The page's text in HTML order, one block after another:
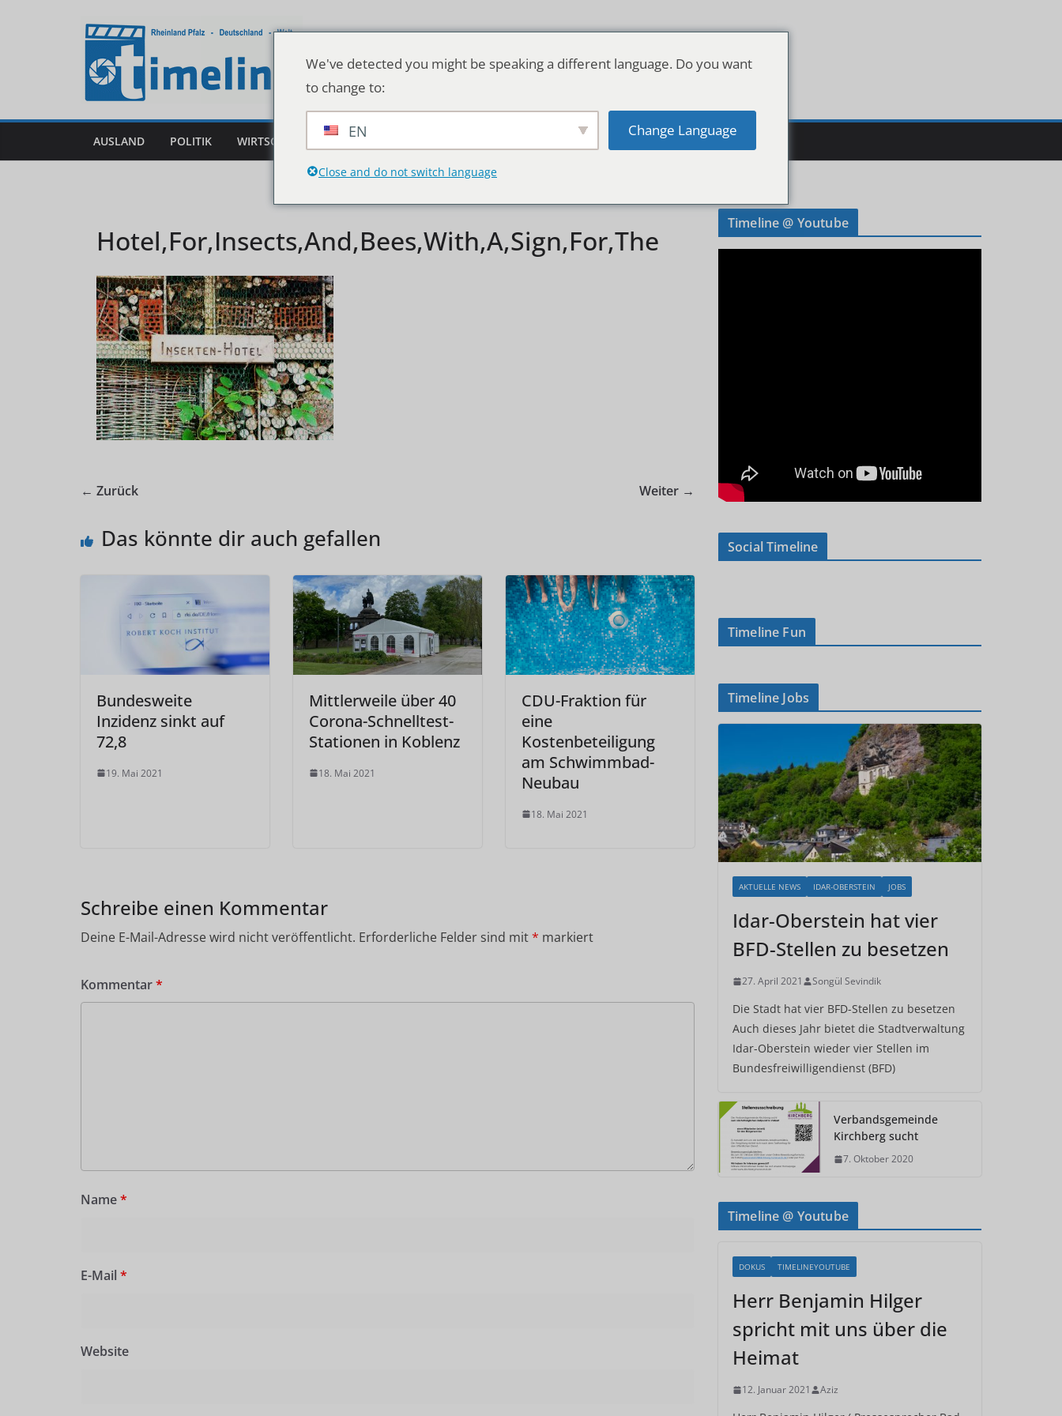
AUSLAND POLITIK WIRTSCHAFT DEUTSCHLAND & WELT
Hotel,For,Insects,And,Bees,With,A,Sign,For,The
← Zurück Weiter →
Das könnte dir auch gefallen
Bundesweite
Inzidenz sinkt auf
72,8
19. Mai 2021
Mittlerweile über 40
Corona-Schnelltest-
Stationen in Koblenz
18. Mai 2021
CDU-Fraktion für
eine
Kostenbeteiligung
am Schwimmbad-
Neubau
18. Mai 2021
Schreibe einen Kommentar
Deine E-Mail-Adresse wird nicht veröffentlicht. Erforderliche Felder sind mit* markiert
Kommentar*
Name*
E-Mail *
Website
Timeline @ Youtube
Social Timeline
Timeline Fun
Timeline Jobs
AKTUELLE NEWS IDAR-OBERSTEIN JOBS
Idar-Oberstein hat vier
BFD-Stellen zu besetzen
27. April 2021 Songül Sevindik
Die Stadt hat vier BFD-Stellen zu besetzen
Auch dieses Jahr bietet die Stadtverwaltung
Idar-Oberstein wieder vier Stellen im
Bundesfreiwilligendienst (BFD)
Verbandsgemeinde
Kirchberg sucht
7. Oktober 2020
Timeline @ Youtube
DOKUS TIMELINEYOUTUBE
Herr Benjamin Hilger
spricht mit uns über die
Heimat
12. Januar 2021 Aziz
We've detected you might be speaking a different language. Do you want
to change to:
EN Change Language
Close and do not switch language